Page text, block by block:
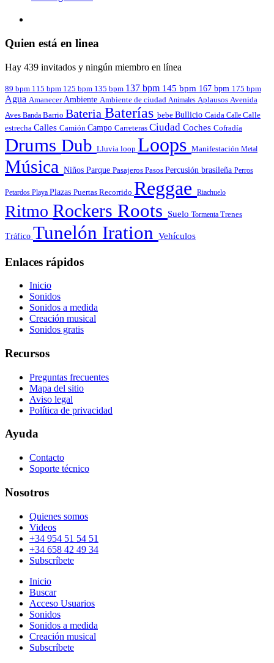
Quien está en linea
Hay 439 invitados y ningún miembro en línea
89 bpm 115 bpm 125 bpm 135 bpm 137 bpm 145 bpm 167 bpm 175 bpm
Agua Amanecer Ambiente Ambiente de ciudad Animales Aplausos Avenida
Aves Banda Barrio Bateria Baterías bebe Bullicio Caida Calle Calle
estrecha Calles Camión Campo Carreteras Ciudad Coches Cofradía
Drums Dub Lluvia loop Loops Manifestación Metal
Música Niños Parque Pasajeros Pasos Percusión brasileña Perros
Petardos Playa Plazas Puertas Recorrido Reggae Riachuelo
Ritmo Rockers Roots Suelo Tormenta Trenes
Tráfico Tunelón Iration Vehículos
Enlaces rápidos
Inicio
Sonidos
Sonidos a medida
Creación musical
Sonidos gratis
Recursos
Preguntas frecuentes
Mapa del sitio
Aviso legal
Política de privacidad
Ayuda
Contacto
Soporte técnico
Nosotros
Quienes somos
Videos
+34 954 51 54 51
+34 658 42 49 34
Subscríbete
Inicio
Buscar
Acceso Usuarios
Sonidos
Sonidos a medida
Creación musical
Subscríbete